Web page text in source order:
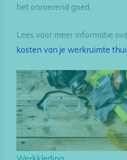
het onroerend goed.
Lees voor meer informatie
kosten van je werkruimte